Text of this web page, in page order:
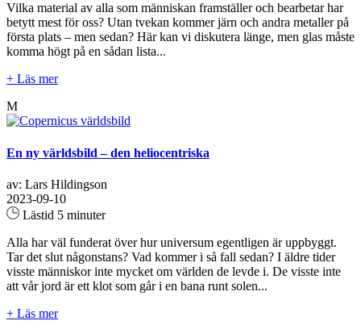
Vilka material av alla som människan framställer och bearbetar har
betytt mest för oss? Utan tvekan kommer järn och andra metaller på
första plats – men sedan? Här kan vi diskutera länge, men glas måste
komma högt på en sådan lista...
+ Läs mer
M
En ny världsbild – den heliocentriska
av: Lars Hildingson
2023-09-10
Lästid 5 minuter
Alla har väl funderat över hur universum egentligen är uppbyggt.
Tar det slut någonstans? Vad kommer i så fall sedan? I äldre tider
visste människor inte mycket om världen de levde i. De visste inte
att vår jord är ett klot som går i en bana runt solen...
+ Läs mer